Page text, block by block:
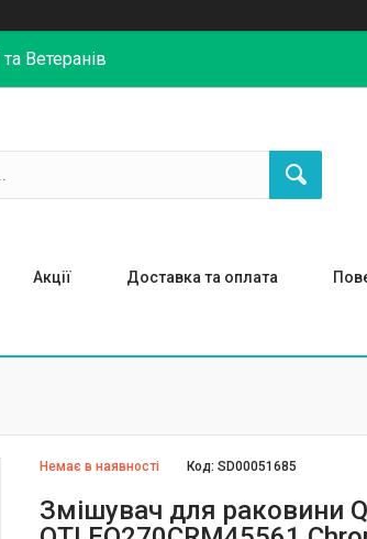
Ветеранів
Акції Доставка та оплата
Немає в наявності Код:SD00051685
Змішувач для раковини